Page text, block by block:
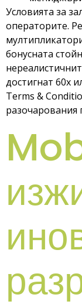
Условията за
операторите.
бонусната
достигнат 60x
Terms &
разочарования